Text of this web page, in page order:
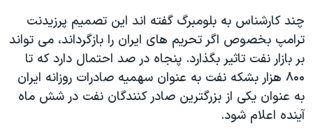
چند کارشناس به بلومبرگ گفته اند این تصمیم پرزیدنت
ترامپ بخصوص اگر تحریم های ایران را بازگرداند، می تواند
بر بازار نفت تاثیر بگذارد. پنجاه در صد احتمال دارد که تا
۸۰۰ هزار بشکه نفت به عنوان سهمیه صادرات روزانه ایران
به عنوان یکی از بزرگترین صادر کنندگان نفت در شش ماه
آینده اعلام شود.